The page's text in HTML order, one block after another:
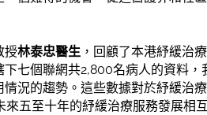
授林泰忠醫生 ，回顧了本港紓緩治
七個聯網共2,800名病人的資料，
況的趨勢。這些數據對於紓緩治
五至十年的紓緩治療服務發展相互